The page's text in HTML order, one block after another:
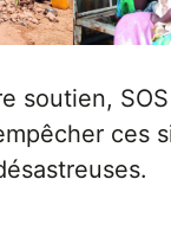
soutien,
ces